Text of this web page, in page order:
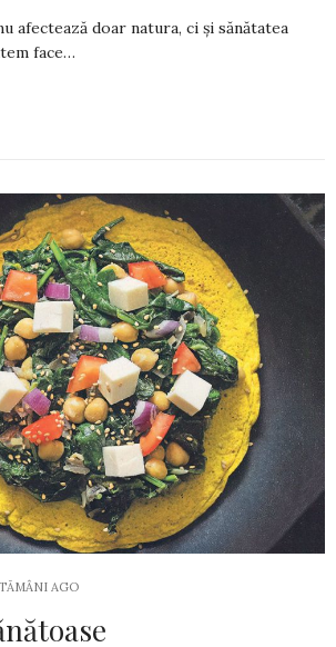
afectează doar natura, ci și sănătatea
face…
AGO